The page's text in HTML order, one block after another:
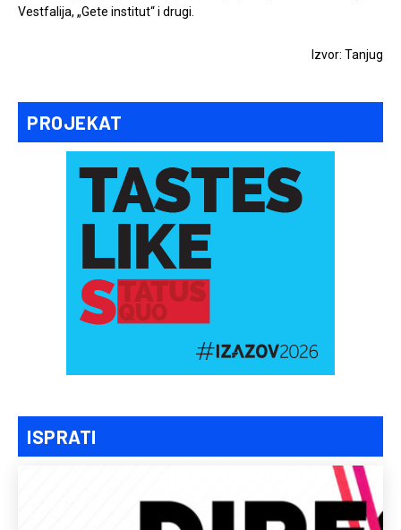
PROJEKAT
ISPRATI
Vestfalija, „Gete institut“ i drugi.
Izvor: Tanjug